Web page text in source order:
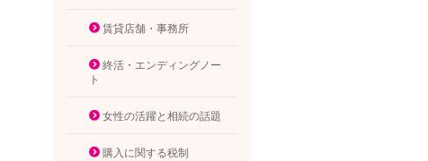
賃貸店舗・事務所
終活・エンディングノー
ト
女性の活躍と相続の話題
購入に関する税制